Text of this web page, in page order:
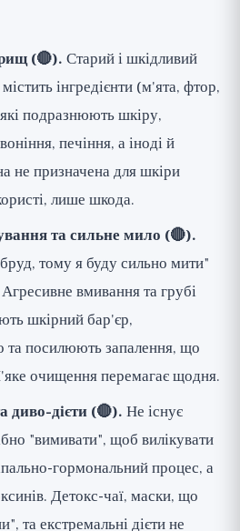
(🔴). Старий і шкідливий
інгредієнти (м'ята, фтор,
подразнюють шкіру,
печіння, а іноді й
не призначена для шкіри
лише шкода.
та сильне мило (🔴).
тому я буду сильно мити"
вмивання та грубі
шкірний бар'єр,
та посилюють запалення, що
очищення перемагає щодня.
диво-дієти (🔴). Не існує
"вимивати", щоб вилікувати
гормональний процес, а
Детокс-чаї, маски, що
та екстремальні дієти не